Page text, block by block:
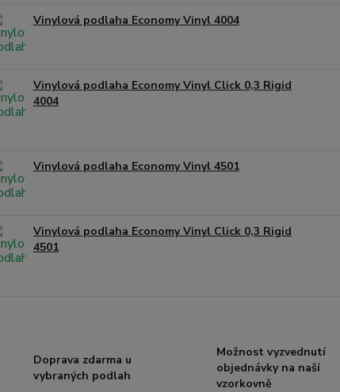
Vinylová podlaha Economy Vinyl 4004
Vinylová podlaha Economy Vinyl Click 0,3 Rigid
4004
Vinylová podlaha Economy Vinyl 4501
Vinylová podlaha Economy Vinyl Click 0,3 Rigid
4501
Doprava zdarma u
vybraných podlah
Možnost vyzvednutí
objednávky na naší
vzorkovně